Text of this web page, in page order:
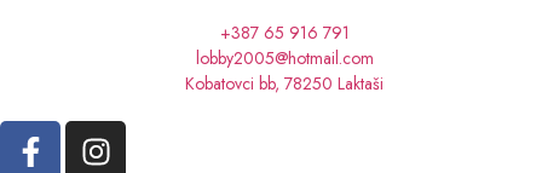
+387 65 916 791
lobby2005@hotmail.com
Kobatovci bb, 78250 Laktaši